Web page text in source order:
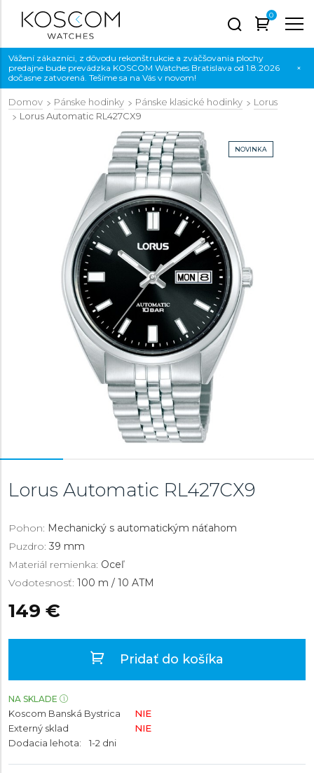
0
Vážení zákazníci, z dôvodu rekonštrukcie a zväčšovania plochy
predajne bude prevádzka KOSCOM Watches Bratislava od 1.8.2026
dočasne zatvorená. Tešíme sa na Vás v novom!
×
Domov Pánske hodinky Pánske klasické hodinky
Lorus
Lorus Automatic RL427CX9
NOVINKA
Lorus Automatic RL427CX9
Pohon: Mechanický s automatickým náťahom
Puzdro: 39 mm
Materiál remienka: Oceľ
Vodotesnosť: 100 m / 10 ATM
149 €
Pridať do košíka
NA SKLADE
Koscom Banská Bystrica
NIE
Externý sklad
NIE
Dodacia lehota:
1-2 dni